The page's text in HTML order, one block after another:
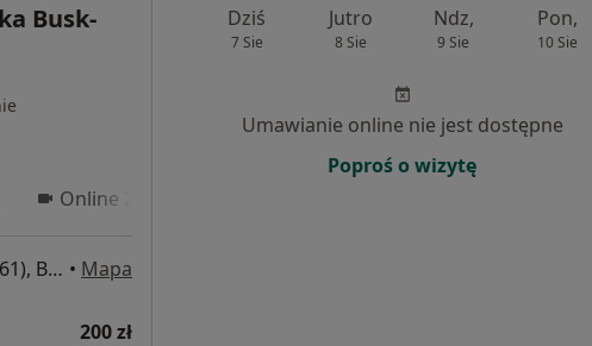
Busk-
Online 2
Pomorska 83 lok.46 (domofon nr 61), Bydgoszcz • Mapa
200 zł
Dziś
7 Sie
Jutro
8 Sie
Ndz,
9 Sie
Pon,
10 Sie
Umawianie online nie jest dostępne
Poproś o wizytę